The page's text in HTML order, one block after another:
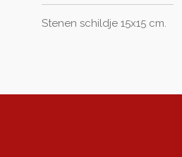
Stenen schildje 15x15 cm.